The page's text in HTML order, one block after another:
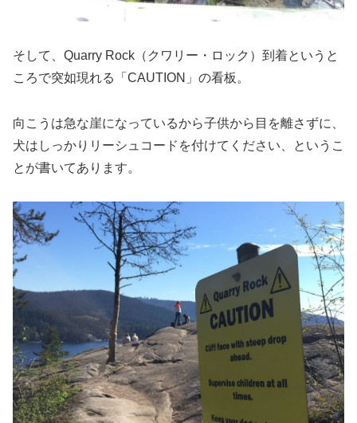
そして、Quarry Rock（クワリー・ロック）到着というと
ころで突如現れる「CAUTION」の看板。
向こうは急な崖になっているから子供から目を離さずに、
犬はしっかりリーシュコードを付けてください、というこ
とが書いてあります。